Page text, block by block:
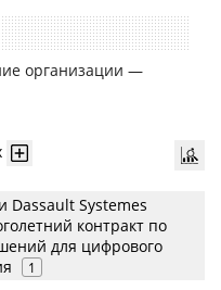
организации —
Dassault Systemes
контракт по
для цифрового
1